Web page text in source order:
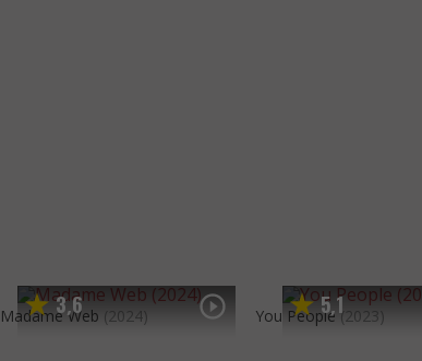
3,6
Madame Web (2024) 5,1
You People (2023)